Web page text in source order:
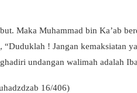
Maka Muhammad bin Ka’ab
! Jangan kemaksiatan
undangan walimah adalah
16/406)